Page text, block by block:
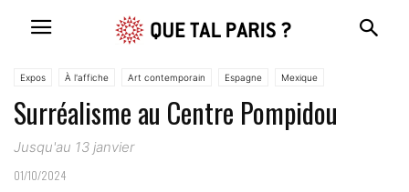
Expos À l'affiche Art contemporain Espagne Mexique
Surréalisme au Centre Pompidou
Jusqu'au 13 janvier
01/10/2024